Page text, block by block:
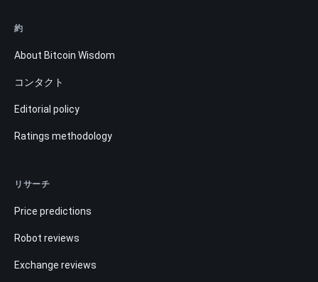
約
About Bitcoin Wisdom
コンタクト
Editorial policy
Ratings methodology
リサーチ
Price predictions
Robot reviews
Exchange reviews